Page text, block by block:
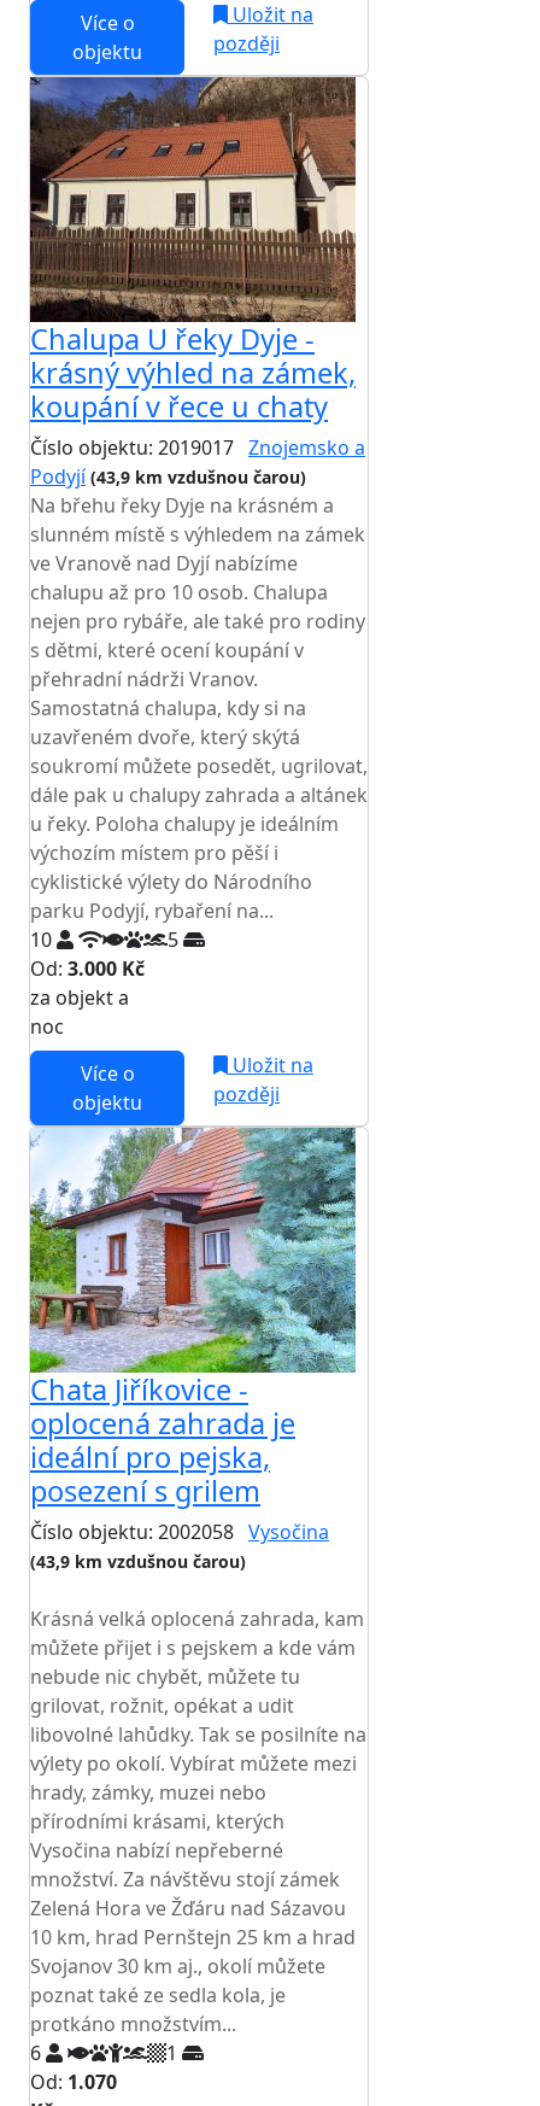
Více o
objektu
Uložit na
později
Chalupa U řeky Dyje -
krásný výhled na zámek,
koupání v řece u chaty
Číslo objektu: 2019017 Znojemsko a
Podyjí (43,9 km vzdušnou čarou)
Na břehu řeky Dyje na krásném a
slunném místě s výhledem na zámek
ve Vranově nad Dyjí nabízíme
chalupu až pro 10 osob. Chalupa
nejen pro rybáře, ale také pro rodiny
s dětmi, které ocení koupání v
přehradní nádrži Vranov.
Samostatná chalupa, kdy si na
uzavřeném dvoře, který skýtá
soukromí můžete posedět, ugrilovat,
dále pak u chalupy zahrada a altánek
u řeky. Poloha chalupy je ideálním
výchozím místem pro pěší i
cyklistické výlety do Národního
parku Podyjí, rybaření na...
10
5
Od: 3.000 Kč
za objekt a
noc
Více o
objektu
Uložit na
později
Chata Jiříkovice -
oplocená zahrada je
ideální pro pejska,
posezení s grilem
Číslo objektu: 2002058 Vysočina
(43,9 km vzdušnou čarou)
Krásná velká oplocená zahrada, kam
můžete přijet i s pejskem a kde vám
nebude nic chybět, můžete tu
grilovat, rožnit, opékat a udit
libovolné lahůdky. Tak se posilníte na
výlety po okolí. Vybírat můžete mezi
hrady, zámky, muzei nebo
přírodními krásami, kterých
Vysočina nabízí nepřeberné
množství. Za návštěvu stojí zámek
Zelená Hora ve Žďáru nad Sázavou
10 km, hrad Pernštejn 25 km a hrad
Svojanov 30 km aj., okolí můžete
poznat také ze sedla kola, je
protkáno množstvím...
6
1
Od: 1.070